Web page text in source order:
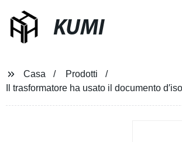
KUMI
Casa
Prodotti
Il trasformatore ha usato il documento